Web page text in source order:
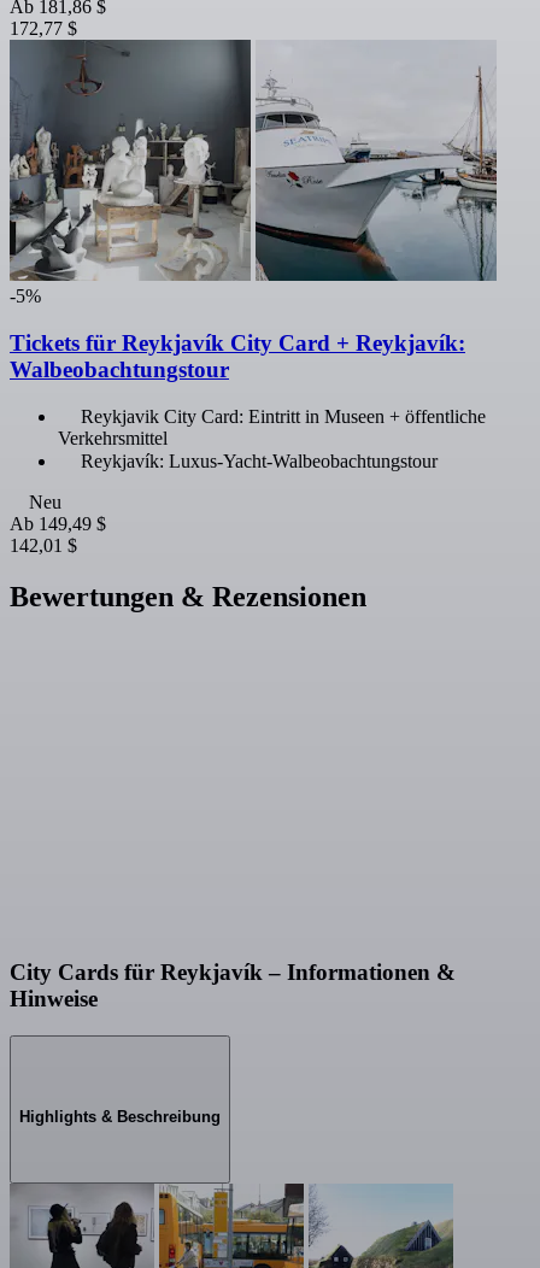
Ab 181,86 $
172,77 $
-5%
Tickets für Reykjavík City Card + Reykjavík:
Walbeobachtungstour
Reykjavik City Card: Eintritt in Museen + öffentliche
Verkehrsmittel
Reykjavík: Luxus-Yacht-Walbeobachtungstour
Neu
Ab 149,49 $
142,01 $
Bewertungen & Rezensionen
City Cards für Reykjavík – Informationen &
Hinweise
Highlights & Beschreibung